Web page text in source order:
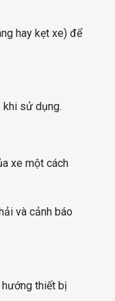
hay kẹt xe) để
khi sử dụng.
xe một cách
và cảnh báo
thiết bị